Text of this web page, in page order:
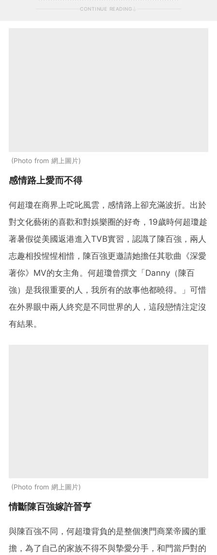
CONTINUE READING
Photo from 網上圖片
感情路上愛而不得
何超瓊在商界上咜叱風雲，感情路上卻充滿波折。出於
對文化藝術的喜歡和對娛樂圈的好奇，19歲時何超瓊趁
著暑假從美國返港進入TVB實習，認識了陳百強，兩人
志趣相投惺惺相惜，陳百強更邀請她擔任其歌曲《深愛
著你》MV的女主角。何超瓊曾撰文「Danny（陳百
強）是我很重要的人，我所有的故事他都曉得。」可惜
在外界眼中兩人終究是不同世界的人，這段戀情注定沒
有結果。
Photo from 網上圖片
情斷陳百強嫁許晉亨
與陳百強不同，何超瓊背負的是整個澳門商業帝國的重
擔，為了自己的家族不得不與摯愛分手，和門當戶對的